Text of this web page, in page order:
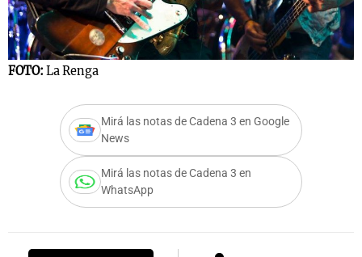
FOTO: La Renga
Mirá las notas de Cadena 3 en Google
News
Mirá las notas de Cadena 3 en
WhatsApp
Notas
Mundial 2026
La Sole en
Cadena 3